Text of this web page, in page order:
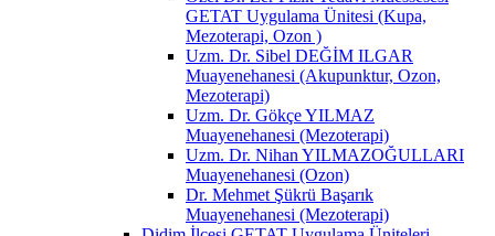
GETAT Uygulama Ünitesi (Kupa,
Mezoterapi, Ozon )
Uzm. Dr. Sibel DEĞİM ILGAR
Muayenehanesi (Akupunktur, Ozon,
Mezoterapi)
Uzm. Dr. Gökçe YILMAZ
Muayenehanesi (Mezoterapi)
Uzm. Dr. Nihan YILMAZOĞULLARI
Muayenehanesi (Ozon)
Dr. Mehmet Şükrü Başarık
Muayenehanesi (Mezoterapi)